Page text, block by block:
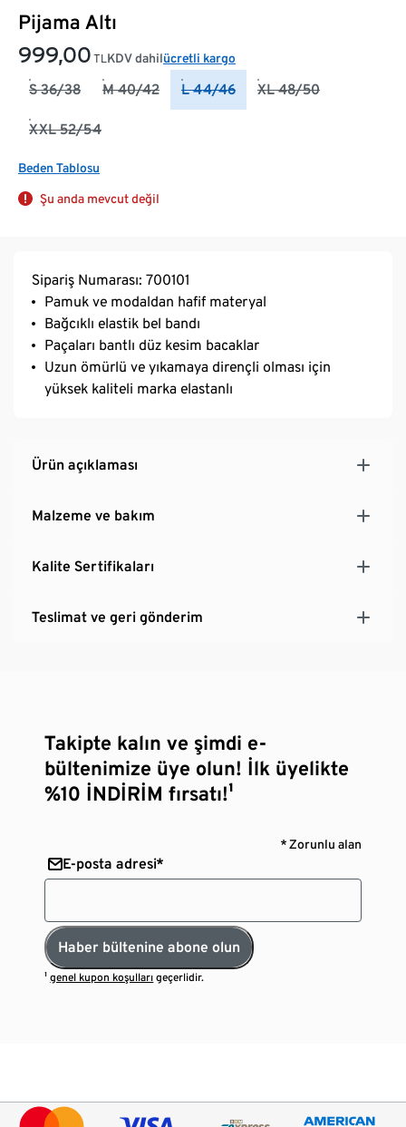
Pijama Altı
999,00 TL KDV dahilücretli kargo
S 36/38 M 40/42 L 44/46 XL 48/50
XXL 52/54
Beden Tablosu
Şu anda mevcut değil
Sipariş Numarası: 700101
Pamuk ve modaldan hafif materyal
Bağcıklı elastik bel bandı
Paçaları bantlı düz kesim bacaklar
Uzun ömürlü ve yıkamaya dirençli olması için
yüksek kaliteli marka elastanlı
Ürün açıklaması
Malzeme ve bakım
Kalite Sertifikaları
Teslimat ve geri gönderim
Takipte kalın ve şimdi e-
bültenimize üye olun! İlk üyelikte
%10 İNDİRİM fırsatı!¹
* Zorunlu alan
E-posta adresi*
Haber bültenine abone olun
¹genel kupon koşulları geçerlidir.